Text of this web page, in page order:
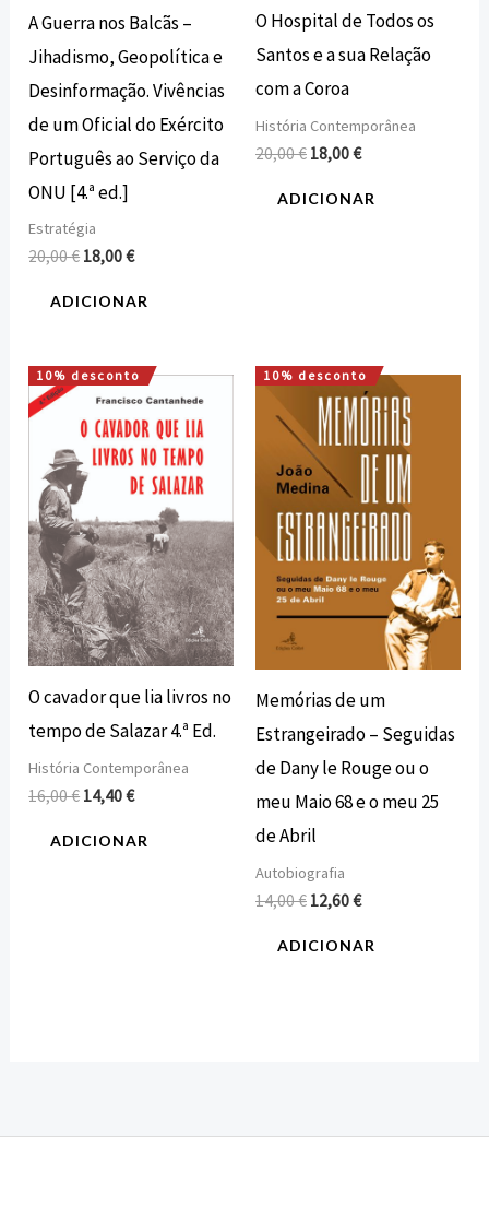
A Guerra nos Balcãs –
Jihadismo, Geopolítica e
Desinformação. Vivências
de um Oficial do Exército
Português ao Serviço da
ONU [4.ª ed.]
Estratégia
20,00€ 18,00€
ADICIONAR
O Hospital de Todos os
Santos e a sua Relação
com a Coroa
História Contemporânea
20,00€ 18,00€
ADICIONAR
10% desconto
O cavador que lia livros no
tempo de Salazar 4.ª Ed.
História Contemporânea
16,00€
O
preço
original
era:
16,00 €.
14,40€
O
preço
atual
é:
14,40 €.
ADICIONAR
10% desconto
Memórias de um
Estrangeirado – Seguidas
de Dany le Rouge ou o
meu Maio 68 e o meu 25
de Abril
Autobiografia
14,00€
O
preço
original
era:
14,00 €.
12,60€
O
preço
é:
12,60 €.
ADICIONAR